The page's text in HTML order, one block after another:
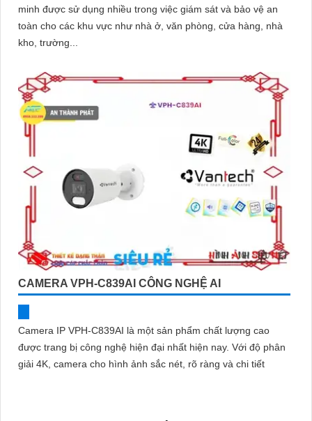
minh được sử dụng nhiều trong việc giám sát và bảo vệ an
toàn cho các khu vực như nhà ở, văn phòng, cửa hàng, nhà
kho, trường...
CAMERA VPH-C839AI CÔNG NGHỆ AI
Camera IP VPH-C839AI là một sản phẩm chất lượng cao
được trang bị công nghệ hiện đại nhất hiện nay. Với độ phân
giải 4K, camera cho hình ảnh sắc nét, rõ ràng và chi tiết